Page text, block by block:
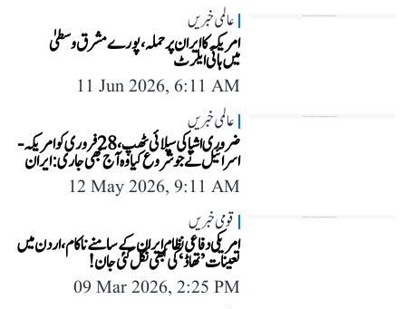
عالمی خبریں
امریکہ کا ایران پر حملہ، پورے مشرق وسطیٰ
میں ہائی ایلرٹ
11 Jun 2026, 6:11 AM
عالمی خبریں
ضروری اشیا کی سپلائی ٹھپ، 28 فروری کو امریکہ-
اسرائیل نے جو شروع کیا وہ آج بھی جاری: ایران
12 May 2026, 9:11 AM
قومی خبریں
امریکی دفاعی نظام ایران کے سامنے ناکام، اردن میں
تعینات ’تھاڈ‘ کی بھی نکل گئی جان!
09 Mar 2026, 2:25 PM